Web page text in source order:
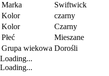
Marka
Swiftwick
Kolor
czarny
Kolor
Czarny
Płeć
Mieszane
Grupa wiekowa Dorośli
Loading...
Loading...